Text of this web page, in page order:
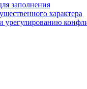
заполнения
характера